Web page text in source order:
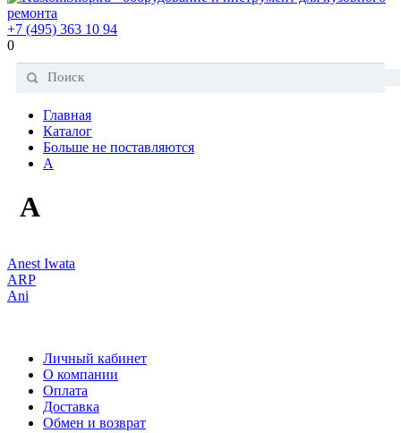
+7 (495) 363 10 94
0
Главная
Каталог
Больше не поставляются
A
A
Anest Iwata
ARP
Ani
Личный кабинет
О компании
Оплата
Доставка
Обмен и возврат